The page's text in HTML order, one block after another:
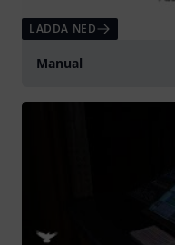
LADDA NED
Manual